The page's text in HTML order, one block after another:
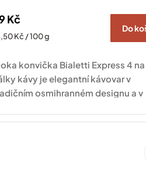
Kč
Kč / 100 g
Do
konvička Bialetti Express 4 na
kávy je elegantní kávovar v
osmihranném designu a v